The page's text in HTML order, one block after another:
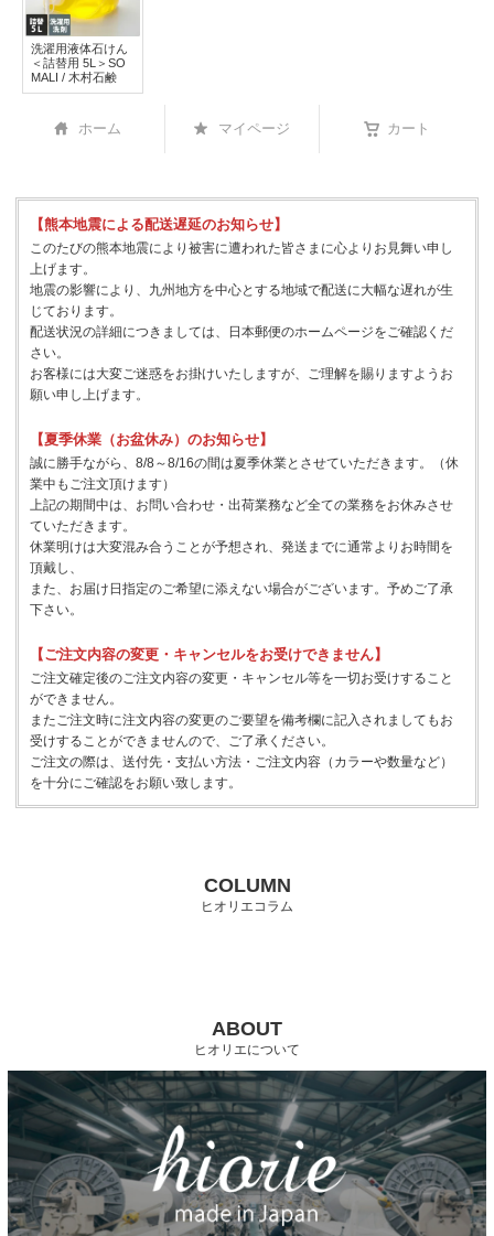
洗濯用液体石けん
＜詰替用 5L＞SO
MALI / 木村石鹸
ホーム マイページ カート
【熊本地震による配送遅延のお知らせ】
このたびの熊本地震により被害に遭われた皆さまに心よりお見舞い申し
上げます。
地震の影響により、九州地方を中心とする地域で配送に大幅な遅れが生
じております。
配送状況の詳細につきましては、日本郵便のホームページをご確認くだ
さい。
お客様には大変ご迷惑をお掛けいたしますが、ご理解を賜りますようお
願い申し上げます。
【夏季休業（お盆休み）のお知らせ】
誠に勝手ながら、8/8～8/16の間は夏季休業とさせていただきます。（休
業中もご注文頂けます）
上記の期間中は、お問い合わせ・出荷業務など全ての業務をお休みさせ
ていただきます。
休業明けは大変混み合うことが予想され、発送までに通常よりお時間を
頂戴し、
また、お届け日指定のご希望に添えない場合がございます。予めご了承
下さい。
【ご注文内容の変更・キャンセルをお受けできません】
ご注文確定後のご注文内容の変更・キャンセル等を一切お受けすること
ができません。
またご注文時に注文内容の変更のご要望を備考欄に記入されましてもお
受けすることができませんので、ご了承ください。
ご注文の際は、送付先・支払い方法・ご注文内容（カラーや数量など）
を十分にご確認をお願い致します。
COLUMN
ヒオリエコラム
ABOUT
ヒオリエについて